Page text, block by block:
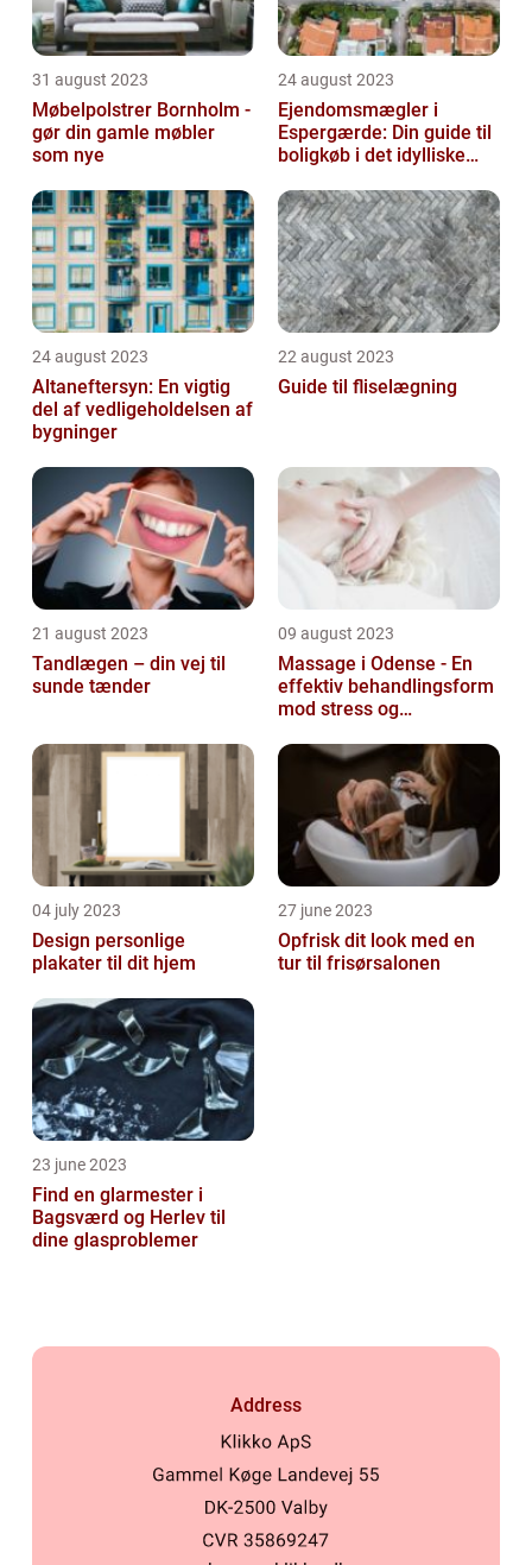
31 august 2023
Møbelpolstrer Bornholm -
gør din gamle møbler
som nye
24 august 2023
Ejendomsmægler i
Espergærde: Din guide til
boligkøb i det idylliske
24 august 2023
Altaneftersyn: En vigtig
del af vedligeholdelsen af
bygninger
22 august 2023
Guide til fliselægning
21 august 2023
Tandlægen – din vej til
sunde tænder
09 august 2023
Massage i Odense - En
effektiv behandlingsform
mod stress og
04 july 2023
Design personlige
plakater til dit hjem
27 june 2023
Opfrisk dit look med en
tur til frisørsalonen
23 june 2023
Find en glarmester i
Bagsværd og Herlev til
dine glasproblemer
Address